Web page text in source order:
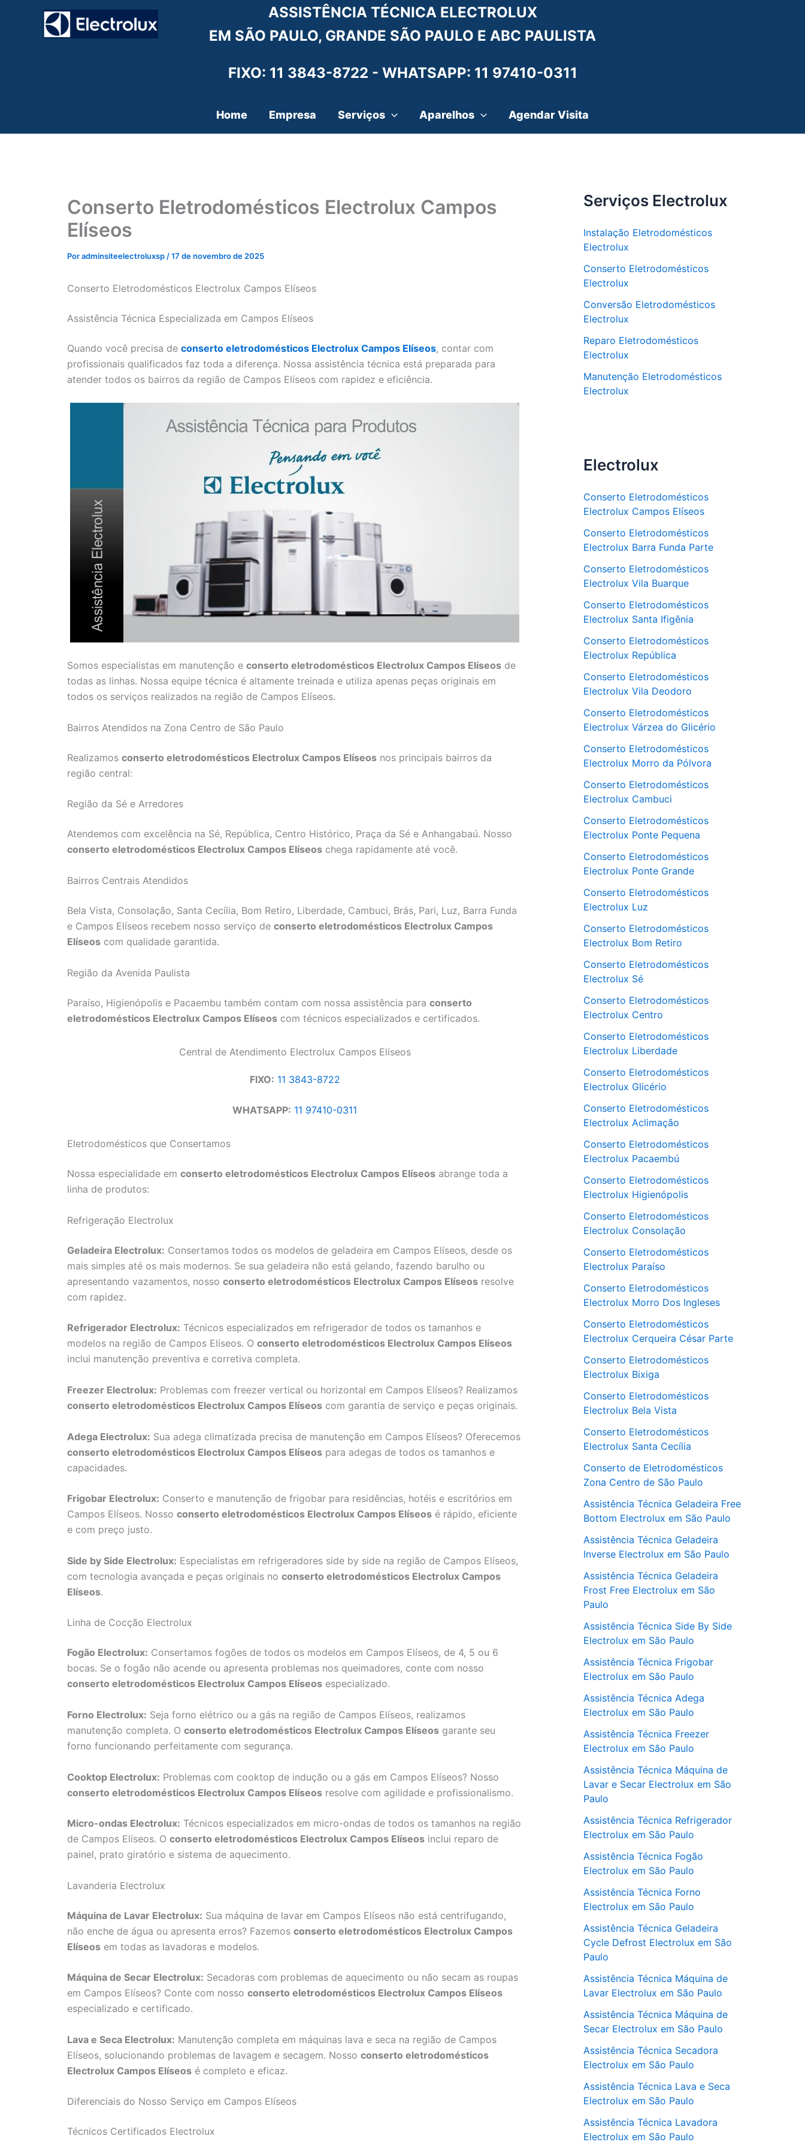
ASSISTÊNCIA TÉCNICA ELECTROLUX
EM SÃO PAULO, GRANDE SÃO PAULO E ABC PAULISTA
FIXO: 11 3843-8722 - WHATSAPP: 11 97410-0311
Home Empresa Serviços Aparelhos Agendar Visita
Conserto Eletrodomésticos Electrolux Campos
Elíseos
Poradminsiteelectroluxsp /17 de novembro de 2025
Conserto Eletrodomésticos Electrolux Campos Elíseos
Assistência Técnica Especializada em Campos Elíseos
Quando você precisa de conserto eletrodomésticos Electrolux Campos Elíseos, contar com
profissionais qualificados faz toda a diferença. Nossa assistência técnica está preparada para
atender todos os bairros da região de Campos Elíseos com rapidez e eficiência.
Somos especialistas em manutenção e conserto eletrodomésticos Electrolux Campos Elíseos de
todas as linhas. Nossa equipe técnica é altamente treinada e utiliza apenas peças originais em
todos os serviços realizados na região de Campos Elíseos.
Bairros Atendidos na Zona Centro de São Paulo
Realizamos conserto eletrodomésticos Electrolux Campos Elíseos nos principais bairros da
região central:
Região da Sé e Arredores
Atendemos com excelência na Sé, República, Centro Histórico, Praça da Sé e Anhangabaú. Nosso
conserto eletrodomésticos Electrolux Campos Elíseos chega rapidamente até você.
Bairros Centrais Atendidos
Bela Vista, Consolação, Santa Cecília, Bom Retiro, Liberdade, Cambuci, Brás, Pari, Luz, Barra Funda
e Campos Elíseos recebem nosso serviço de conserto eletrodomésticos Electrolux Campos
Elíseos com qualidade garantida.
Região da Avenida Paulista
Paraíso, Higienópolis e Pacaembu também contam com nossa assistência para conserto
eletrodomésticos Electrolux Campos Elíseos com técnicos especializados e certificados.
Central de Atendimento Electrolux Campos Elíseos
FIXO: 11 3843-8722
WHATSAPP: 11 97410-0311
Eletrodomésticos que Consertamos
Nossa especialidade em conserto eletrodomésticos Electrolux Campos Elíseos abrange toda a
linha de produtos:
Refrigeração Electrolux
Geladeira Electrolux: Consertamos todos os modelos de geladeira em Campos Elíseos, desde os
mais simples até os mais modernos. Se sua geladeira não está gelando, fazendo barulho ou
apresentando vazamentos, nosso conserto eletrodomésticos Electrolux Campos Elíseos resolve
com rapidez.
Refrigerador Electrolux: Técnicos especializados em refrigerador de todos os tamanhos e
modelos na região de Campos Elíseos. O conserto eletrodomésticos Electrolux Campos Elíseos
inclui manutenção preventiva e corretiva completa.
Freezer Electrolux: Problemas com freezer vertical ou horizontal em Campos Elíseos? Realizamos
conserto eletrodomésticos Electrolux Campos Elíseos com garantia de serviço e peças originais.
Adega Electrolux: Sua adega climatizada precisa de manutenção em Campos Elíseos? Oferecemos
conserto eletrodomésticos Electrolux Campos Elíseos para adegas de todos os tamanhos e
capacidades.
Frigobar Electrolux: Conserto e manutenção de frigobar para residências, hotéis e escritórios em
Campos Elíseos. Nosso conserto eletrodomésticos Electrolux Campos Elíseos é rápido, eficiente
e com preço justo.
Side by Side Electrolux: Especialistas em refrigeradores side by side na região de Campos Elíseos,
com tecnologia avançada e peças originais no conserto eletrodomésticos Electrolux Campos
Elíseos.
Linha de Cocção Electrolux
Fogão Electrolux: Consertamos fogões de todos os modelos em Campos Elíseos, de 4, 5 ou 6
bocas. Se o fogão não acende ou apresenta problemas nos queimadores, conte com nosso
conserto eletrodomésticos Electrolux Campos Elíseos especializado.
Forno Electrolux: Seja forno elétrico ou a gás na região de Campos Elíseos, realizamos
manutenção completa. O conserto eletrodomésticos Electrolux Campos Elíseos garante seu
forno funcionando perfeitamente com segurança.
Cooktop Electrolux: Problemas com cooktop de indução ou a gás em Campos Elíseos? Nosso
conserto eletrodomésticos Electrolux Campos Elíseos resolve com agilidade e profissionalismo.
Micro-ondas Electrolux: Técnicos especializados em micro-ondas de todos os tamanhos na região
de Campos Elíseos. O conserto eletrodomésticos Electrolux Campos Elíseos inclui reparo de
painel, prato giratório e sistema de aquecimento.
Lavanderia Electrolux
Máquina de Lavar Electrolux: Sua máquina de lavar em Campos Elíseos não está centrifugando,
não enche de água ou apresenta erros? Fazemos conserto eletrodomésticos Electrolux Campos
Elíseos em todas as lavadoras e modelos.
Máquina de Secar Electrolux: Secadoras com problemas de aquecimento ou não secam as roupas
em Campos Elíseos? Conte com nosso conserto eletrodomésticos Electrolux Campos Elíseos
especializado e certificado.
Lava e Seca Electrolux: Manutenção completa em máquinas lava e seca na região de Campos
Elíseos, solucionando problemas de lavagem e secagem. Nosso conserto eletrodomésticos
Electrolux Campos Elíseos é completo e eficaz.
Diferenciais do Nosso Serviço em Campos Elíseos
Técnicos Certificados Electrolux
Serviços Electrolux
Instalação Eletrodomésticos
Electrolux
Conserto Eletrodomésticos
Electrolux
Conversão Eletrodomésticos
Electrolux
Reparo Eletrodomésticos
Electrolux
Manutenção Eletrodomésticos
Electrolux
Electrolux
Conserto Eletrodomésticos
Electrolux Campos Elíseos
Conserto Eletrodomésticos
Electrolux Barra Funda Parte
Conserto Eletrodomésticos
Electrolux Vila Buarque
Conserto Eletrodomésticos
Electrolux Santa Ifigênia
Conserto Eletrodomésticos
Electrolux República
Conserto Eletrodomésticos
Electrolux Vila Deodoro
Conserto Eletrodomésticos
Electrolux Várzea do Glicério
Conserto Eletrodomésticos
Electrolux Morro da Pólvora
Conserto Eletrodomésticos
Electrolux Cambuci
Conserto Eletrodomésticos
Electrolux Ponte Pequena
Conserto Eletrodomésticos
Electrolux Ponte Grande
Conserto Eletrodomésticos
Electrolux Luz
Conserto Eletrodomésticos
Electrolux Bom Retiro
Conserto Eletrodomésticos
Electrolux Sé
Conserto Eletrodomésticos
Electrolux Centro
Conserto Eletrodomésticos
Electrolux Liberdade
Conserto Eletrodomésticos
Electrolux Glicério
Conserto Eletrodomésticos
Electrolux Aclimação
Conserto Eletrodomésticos
Electrolux Pacaembú
Conserto Eletrodomésticos
Electrolux Higienópolis
Conserto Eletrodomésticos
Electrolux Consolação
Conserto Eletrodomésticos
Electrolux Paraíso
Conserto Eletrodomésticos
Electrolux Morro Dos Ingleses
Conserto Eletrodomésticos
Electrolux Cerqueira César Parte
Conserto Eletrodomésticos
Electrolux Bixiga
Conserto Eletrodomésticos
Electrolux Bela Vista
Conserto Eletrodomésticos
Electrolux Santa Cecília
Conserto de Eletrodomésticos
Zona Centro de São Paulo
Assistência Técnica Geladeira Free
Bottom Electrolux em São Paulo
Assistência Técnica Geladeira
Inverse Electrolux em São Paulo
Assistência Técnica Geladeira
Frost Free Electrolux em São
Paulo
Assistência Técnica Side By Side
Electrolux em São Paulo
Assistência Técnica Frigobar
Electrolux em São Paulo
Assistência Técnica Adega
Electrolux em São Paulo
Assistência Técnica Freezer
Electrolux em São Paulo
Assistência Técnica Máquina de
Lavar e Secar Electrolux em São
Paulo
Assistência Técnica Refrigerador
Electrolux em São Paulo
Assistência Técnica Fogão
Electrolux em São Paulo
Assistência Técnica Forno
Electrolux em São Paulo
Assistência Técnica Geladeira
Cycle Defrost Electrolux em São
Paulo
Assistência Técnica Máquina de
Lavar Electrolux em São Paulo
Assistência Técnica Máquina de
Secar Electrolux em São Paulo
Assistência Técnica Secadora
Electrolux em São Paulo
Assistência Técnica Lava e Seca
Electrolux em São Paulo
Assistência Técnica Lavadora
Electrolux em São Paulo